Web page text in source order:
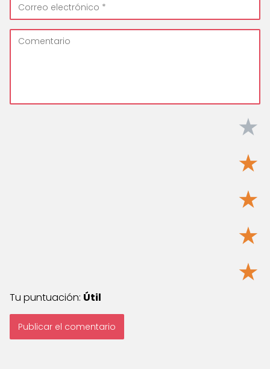
★
★
★
★
★
Tu puntuación: Útil